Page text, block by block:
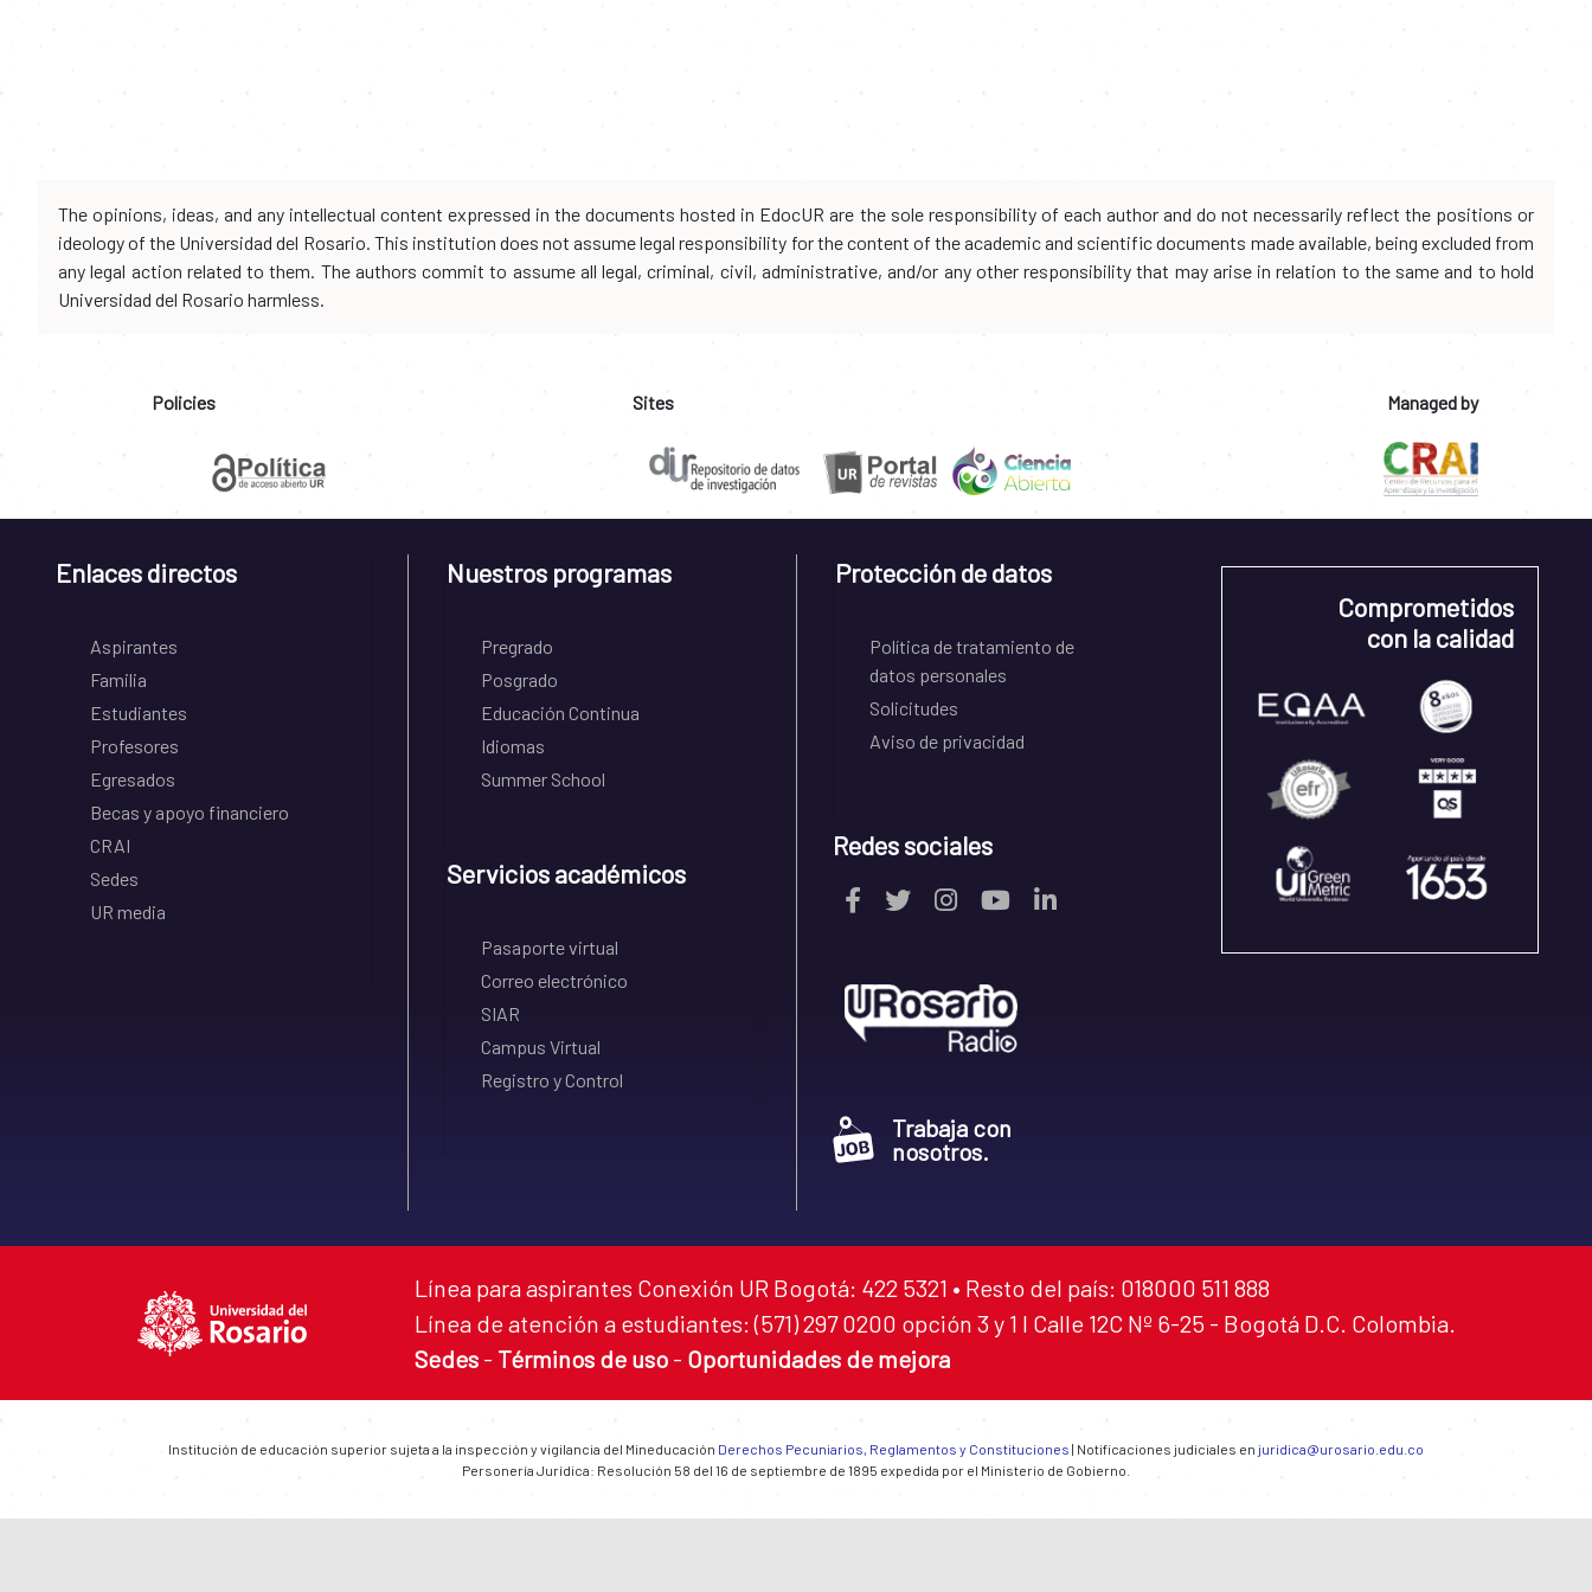
The opinions, ideas, and any intellectual content expressed in the documents hosted in EdocUR are the sole responsibility of each author and do not necessarily reflect the positions or
ideology of the Universidad del Rosario. This institution does not assume legal responsibility for the content of the academic and scientific documents made available, being excluded from
any legal action related to them. The authors commit to assume all legal, criminal, civil, administrative, and/or any other responsibility that may arise in relation to the same and to hold
Universidad del Rosario harmless.
Policies Sites Managed by
Enlaces directos
Aspirantes
Familia
Estudiantes
Profesores
Egresados
Becas y apoyo financiero
CRAI
Sedes
UR media
Nuestros programas
Pregrado
Posgrado
Educación Continua
Idiomas
Summer School
Servicios académicos
Pasaporte virtual
Correo electrónico
SIAR
Campus Virtual
Registro y Control
Protección de datos
Política de tratamiento de
datos personales
Solicitudes
Aviso de privacidad
Redes sociales
Trabaja con
nosotros.
Comprometidos
con la calidad
Línea para aspirantes Conexión UR Bogotá: 422 5321 • Resto del país: 018000 511 888
Línea de atención a estudiantes: (571) 297 0200 opción 3 y 1 I Calle 12C Nº 6-25 - Bogotá D.C. Colombia.
Sedes - Términos de uso - Oportunidades de mejora
Institución de educación superior sujeta a la inspección y vigilancia del Mineducación Derechos Pecuniarios, Reglamentos y Constituciones | Notificaciones judiciales en juridica@urosario.edu.co
Personería Jurídica: Resolución 58 del 16 de septiembre de 1895 expedida por el Ministerio de Gobierno.